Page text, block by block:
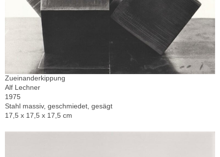
Zueinanderkippung
Alf Lechner
1975
Stahl massiv, geschmiedet, gesägt
17,5 x 17,5 x 17,5 cm